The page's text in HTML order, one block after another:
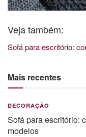
Veja também:
Sofá para escritório:
Mais recentes
DECORAÇÃO
Sofá para escritório:
modelos